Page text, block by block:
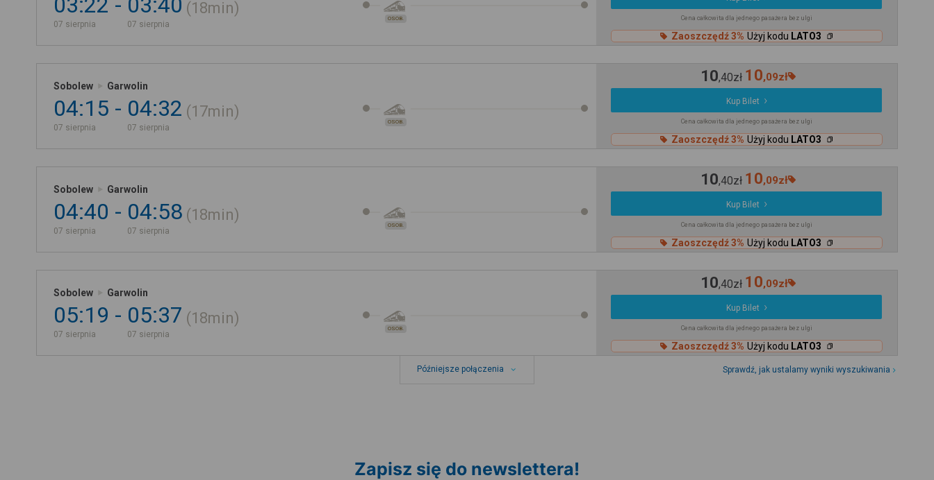
07 sierpnia 07 sierpnia
18min
OSOB. Cena całkowita dla jednego pasażera bez ulgi
Zaoszczędź 3% Użyj kodu LATO3
Sobolew Garwolin
04:15
07 sierpnia
04:32
07 sierpnia
17min
OSOB.
10,40zł 10,09zł
Kup Bilet
Cena całkowita dla jednego pasażera bez ulgi
Zaoszczędź 3% Użyj kodu LATO3
Sobolew Garwolin
04:40
07 sierpnia
04:58
07 sierpnia
18min
OSOB.
10,40zł 10,09zł
Kup Bilet
Cena całkowita dla jednego pasażera bez ulgi
Zaoszczędź 3% Użyj kodu LATO3
Sobolew Garwolin
05:19
07 sierpnia
05:37
07 sierpnia
18min
OSOB.
10,40zł 10,09zł
Kup Bilet
Cena całkowita dla jednego pasażera bez ulgi
Zaoszczędź 3% Użyj kodu LATO3
Późniejsze połączenia Sprawdź, jak ustalamy wyniki wyszukiwania
Zapisz się do newslettera!